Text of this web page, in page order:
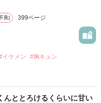
彼を自分から振った。
、
校で”王子様”と呼ばれる
てくる。
良) 399ページ
イケメン #胸キュン
んととろけるくらいに甘い